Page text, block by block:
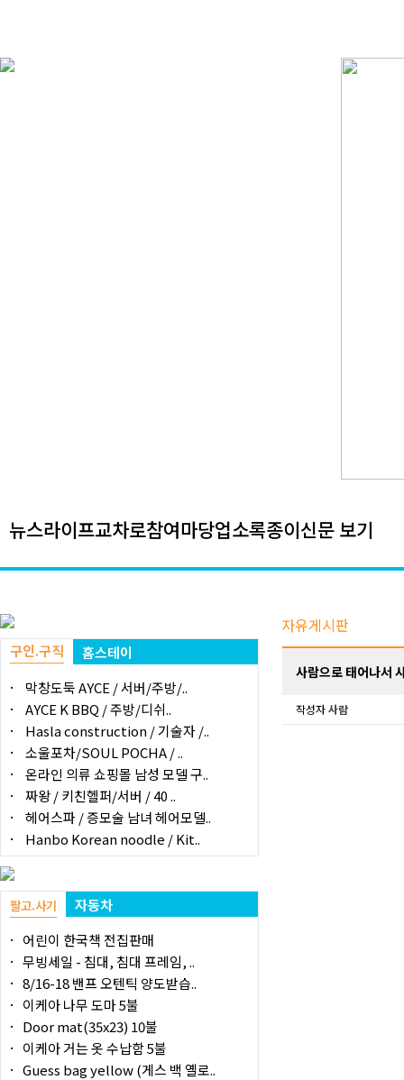
뉴스라이프교차로참여마당업소록종이신문 보기
구인.구직
홈스테이
막창도둑 AYCE / 서버/주방/..
AYCE K BBQ / 주방/디쉬..
Hasla construction / 기술자 /..
소울포차/SOUL POCHA / ..
온라인 의류 쇼핑몰 남성 모델 구..
짜왕 / 키친헬퍼/서버 / 40 ..
헤어스파 / 증모술 남녀 헤어모델..
Hanbo Korean noodle / Kit..
팔고.사기
자동차
어린이 한국책 전집판매
무빙세일 - 침대, 침대 프레임, ..
8/16-18 밴프 오텐틱 양도받습..
이케아 나무 도마 5불
Door mat(35x23) 10불
이케아 거는 옷 수납함 5불
Guess bag yellow (게스 백 옐로..
자유게시판
사람으로 태어나서
작성자사람